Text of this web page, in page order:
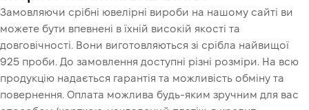
Це ще не оформлення кредитного договору. Ви просто
переходите до наступного кроку.
Купити
Замовляючи срібні ювелірні вироби на нашому сайті ви
можете бути впевнені в їхній високій якості та
довговічності. Вони виготовляються зі срібла найвищої
925 проби. До замовлення доступні різні розміри. На всю
продукцію надається гарантія та можливість обміну та
повернення. Оплата можлива будь-яким зручним для вас